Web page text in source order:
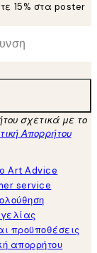
15% στα poster
σχετικά με το
Απορρήτου
Art Advice
service
προϋποθέσεις
απορρήτου